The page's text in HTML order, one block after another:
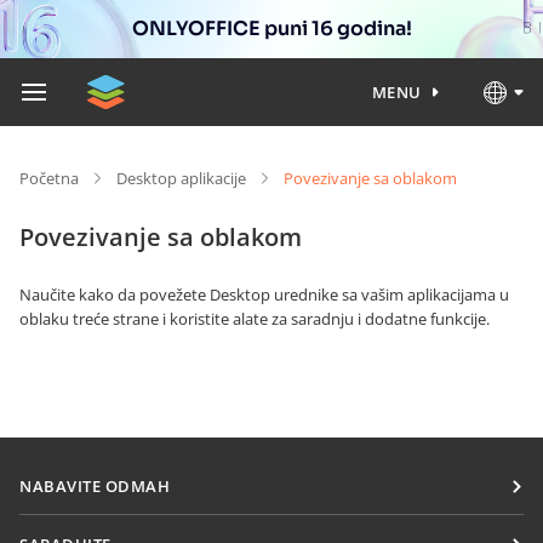
ONLYOFFICE puni 16 godina!
MENU
Početna Desktop aplikacije Povezivanje sa oblakom
Povezivanje sa oblakom
Naučite kako da povežete Desktop urednike sa vašim aplikacijama u
oblaku treće strane i koristite alate za saradnju i dodatne funkcije.
NABAVITE ODMAH